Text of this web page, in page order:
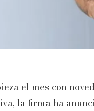
el mes con
la firma ha